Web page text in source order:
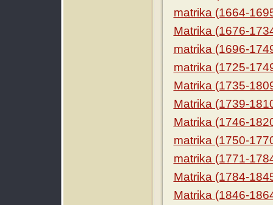
matrika (1664-
Matrika (1676-
matrika (1696-
matrika (1725-
Matrika (1735-
Matrika (1739-
Matrika (1746-
matrika (1750-
matrika (1771-
Matrika (1784-
Matrika (1846-